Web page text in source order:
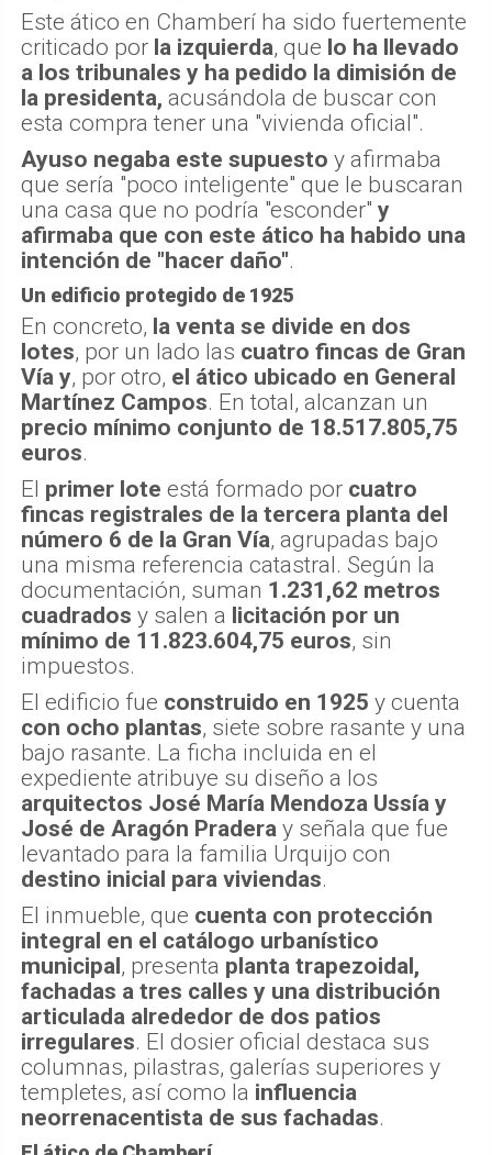
Este ático en Chamberí ha sido fuertemente
criticado por la izquierda, que lo ha llevado
a los tribunales y ha pedido la dimisión de
la presidenta, acusándola de buscar con
esta compra tener una "vivienda oficial".
Ayuso negaba este supuesto y afirmaba
que sería "poco inteligente" que le buscaran
una casa que no podría "esconder" y
afirmaba que con este ático ha habido una
intención de "hacer daño".
Un edificio protegido de 1925
En concreto, la venta se divide en dos
lotes, por un lado las cuatro fincas de Gran
Vía y, por otro, el ático ubicado en General
Martínez Campos. En total, alcanzan un
precio mínimo conjunto de 18.517.805,75
euros.
El primer lote está formado por cuatro
fincas registrales de la tercera planta del
número 6 de la Gran Vía, agrupadas bajo
una misma referencia catastral. Según la
documentación, suman 1.231,62 metros
cuadrados y salen a licitación por un
mínimo de 11.823.604,75 euros, sin
impuestos.
El edificio fue construido en 1925 y cuenta
con ocho plantas, siete sobre rasante y una
bajo rasante. La ficha incluida en el
expediente atribuye su diseño a los
arquitectos José María Mendoza Ussía y
José de Aragón Pradera y señala que fue
levantado para la familia Urquijo con
destino inicial para viviendas.
El inmueble, que cuenta con protección
integral en el catálogo urbanístico
municipal, presenta planta trapezoidal,
fachadas a tres calles y una distribución
articulada alrededor de dos patios
irregulares. El dosier oficial destaca sus
columnas, pilastras, galerías superiores y
templetes, así como la influencia
neorrenacentista de sus fachadas.